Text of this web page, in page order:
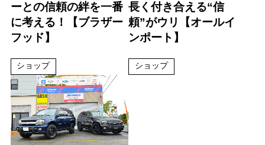
ーとの信頼の絆を一番
に考える！【ブラザー
フッド】
ショップ
長く付き合える“信
頼”がウリ【オールイ
ンポート】
ショップ